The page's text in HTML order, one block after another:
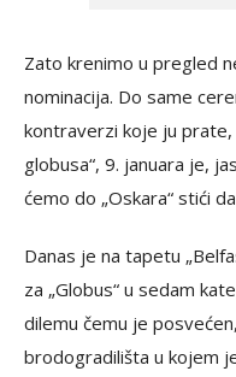
Zato krenimo u pregled
nominacija. Do same
kontraverzi koje ju prate,
globusa“, 9. januara je,
ćemo do „Oskara“ stići
Danas je na tapetu
za „Globus“ u sedam
dilemu čemu je
brodogradilišta u kojem